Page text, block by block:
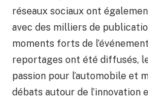
réseaux sociaux ont
avec des milliers de
moments forts de
reportages ont été diffusés,
passion pour l’automobile et
débats autour de l’innovation